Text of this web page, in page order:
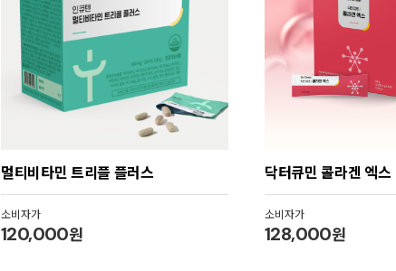
멀티비타민 트리플 플러스
소비자가
120,000원
닥터큐민 콜라겐 엑스
소비자가
128,000원